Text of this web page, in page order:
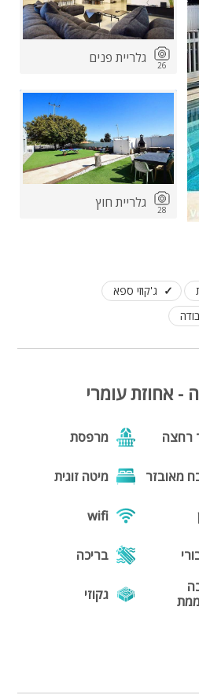
26 גלריית פנים
28 גלריית חוץ
ג'קוזי ספא
- אחוזת עומרי
רחצה מרפסת
מאובזר מיטה זוגית
wifi
בריכה
גקוזי